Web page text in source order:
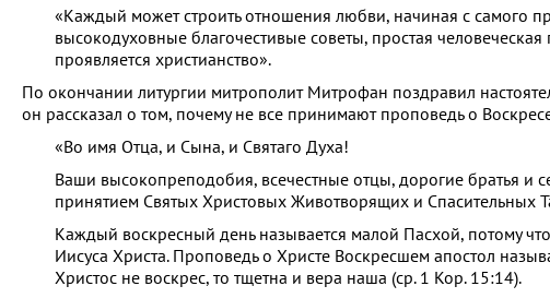
«Каждый может строить отношения любви, начиная с самого
высокодуховные благочестивые советы, простая
проявляется христианство».
По окончании литургии митрополит Митрофан поздравил
он рассказал о том, почему не все принимают проповедь о
«Во имя Отца, и Сына, и Святаго Духа!
Ваши высокопреподобия, всечестные отцы, дорогие братья и
принятием Святых Христовых Животворящих и Спасительных
Каждый воскресный день называется малой Пасхой, потому
Иисуса Христа. Проповедь о Христе Воскресшем апостол
Христос не воскрес, то тщетна и вера наша (ср. 1 Кор. 15:14).